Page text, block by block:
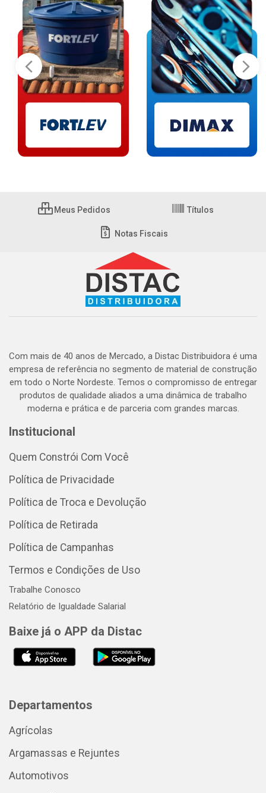
Meus Pedidos Títulos
Notas Fiscais
Com mais de 40 anos de Mercado, a Distac Distribuidora é uma
empresa de referência no segmento de material de construção
em todo o Norte Nordeste. Temos o compromisso de entregar
produtos de qualidade aliados a uma dinâmica de trabalho
moderna e prática e de parceria com grandes marcas.
Institucional
Quem Constrói Com Você
Política de Privacidade
Política de Troca e Devolução
Política de Retirada
Política de Campanhas
Termos e Condições de Uso
Trabalhe Conosco
Relatório de Igualdade Salarial
Baixe já o APP da Distac
Departamentos
Agrícolas
Argamassas e Rejuntes
Automotivos